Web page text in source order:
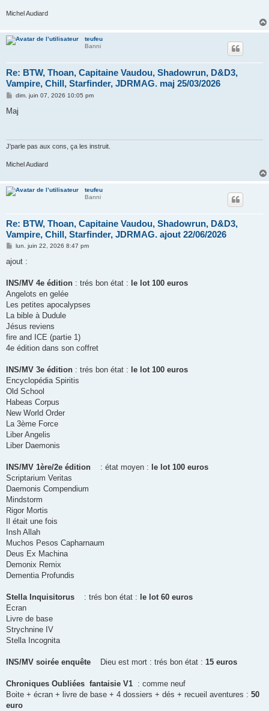
Michel Audiard
teufeu
Banni
Re: BTW, Thoan, Capitaine Vaudou, Shadowrun, D&D3,
Vampire, Chill, Starfinder, JDRMAG. maj 25/03/2026
M
s
dim. juin 07, 2026 10:05 pm
Maj
J'parle pas aux cons, ça les instruit.
Michel Audiard
teufeu
Banni
Re: BTW, Thoan, Capitaine Vaudou, Shadowrun, D&D3,
Vampire, Chill, Starfinder, JDRMAG. ajout 22/06/2026
M
s
g
lun. juin 22, 2026 8:47 pm
ajout :
INS/MV 4e édition : trés bon état : le lot 100 euros
Angelots en gelée
Les petites apocalypses
La bible à Dudule
Jésus reviens
fire and ICE (partie 1)
4e édition dans son coffret
INS/MV 3e édition : trés bon état : le lot 100 euros
Encyclopédia Spiritis
Old School
Habeas Corpus
New World Order
La 3ème Force
Liber Angelis
Liber Daemonis
INS/MV 1ère/2e édition : état moyen : le lot 100 euros
Scriptarium Veritas
Daemonis Compendium
Mindstorm
Rigor Mortis
Il était une fois
Insh Allah
Muchos Pesos Capharnaum
Deus Ex Machina
Demonix Remix
Dementia Profundis
Stella Inquisitorus : trés bon état : le lot 60 euros
Ecran
Livre de base
Strychnine IV
Stella Incognita
INS/MV soirée enquête Dieu est mort : trés bon état : 15 euros
Chroniques Oubliées fantaisie V1 : comme neuf
Boite + écran + livre de base + 4 dossiers + dés + recueil aventures : 50
euro